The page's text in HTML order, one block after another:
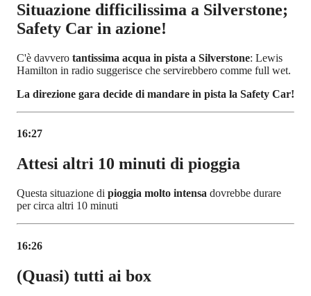
Situazione difficilissima a Silverstone;
Safety Car in azione!
C'è davvero tantissima acqua in pista a Silverstone: Lewis
Hamilton in radio suggerisce che servirebbero comme full wet.
La direzione gara decide di mandare in pista la Safety Car!
16:27
Attesi altri 10 minuti di pioggia
Questa situazione di pioggia molto intensa dovrebbe durare
per circa altri 10 minuti
16:26
(Quasi) tutti ai box